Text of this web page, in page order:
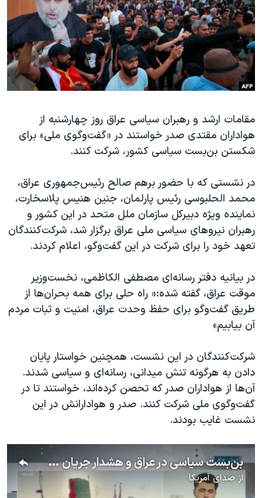
فرهنگ و زندگی
حقوق شهروندی
اقتصادی
علم و فناوری
گالری عکس
آرشیو پخش زنده
مستندها
انتخابات ریاست جمهوری آمریکا ۲۰۲۴
حمله جمهوری اسلامی به اسرائیل
رمز مهسا
اعتراضات زن، زندگی، آزادی
مجموعه مستندهای دادخواهی
تریبونال مردمی آبان ۹۸
دادگاه حمید نوری
چهل سال گروگان‌گیری
قانون شفافیت دارائی کادر رهبری ایران
اعتراضات مردمی آبان ۹۸
نرگس محمدی برنده جایزه نوبل صلح
همایش محافظه‌کاران آمریکا «سی‌پک»
صفحه‌های ویژه
دنبال کنید
زبانهای مختلف
مقامات ارشد و رهبران سیاسی عراق روز چهارشنبه از
هواداران مقتدی صدر خواستند در «گفت‌وگوی ملی» برای
شکستن بن‌بست سیاسی کشور، شرکت کنند.
در نشستی که با حضور برهم صالح رئیس‌جمهوری عراق،
محمد الحلبوسی رئیس پارلمان، جنین هنیس پلاسخارت،
نماینده ویژه دبیرکل سازمان ملل متحد در این کشور و
رهبران نیروهای سیاسی ملی عراق برگزار شد، شرکت‌کنندگان
تعهد خود را برای شرکت در این گفت‌وگو، اعلام کردند.
در بیانیه دفتر رسانه‌ای مصطفی الکاظمی، نخست‌وزیر
موقت عراق، گفته شده:« راه‌ حلی برای همه بحران‌ها از
طریق گفت‌وگو برای حفظ وحدت عراق، امنیت و ثبات مردم
آن بیابیم»
شرکت‌کنندگان در این نشست، همچنین خواستار پایان‌
دادن به هرگونه تنش میدانی، رسانه‌ای و سیاسی شدند.
آن‌ها از هواداران صدر که تحصن کرده‌اند، خواستند تا در
گفت‌وگوی ملی شرکت کنند. صدر و هوادارانش در این
نشست غایب بودند.
بن‌بست سیاسی در عراق و هشدار جریان صدر در خصوص بروز جنگ داخلی؛ گزارش سوران خاطری
ازصدای آمریکا